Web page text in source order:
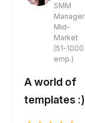
SMM
Manager
Mid-
Market
(51-1000
emp.)
A world of
templates :)